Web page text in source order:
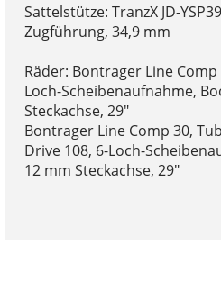
Sattelstütze: TranzX JD-
Zugführung, 34,9 mm
Räder: Bontrager Line Comp
Loch-Scheibenaufnahme,
Steckachse, 29"
Bontrager Line Comp 30,
Drive 108, 6-Loch-
12 mm Steckachse, 29"